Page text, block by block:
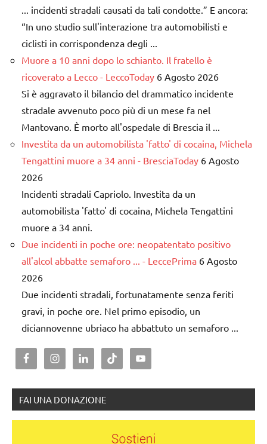
... incidenti stradali causati da tali condotte.” E ancora:
“In uno studio sull'interazione tra automobilisti e
ciclisti in corrispondenza degli ...
Muore a 10 anni dopo lo schianto. Il fratello è
ricoverato a Lecco - LeccoToday 6 Agosto 2026
Si è aggravato il bilancio del drammatico incidente
stradale avvenuto poco più di un mese fa nel
Mantovano. È morto all'ospedale di Brescia il ...
Investita da un automobilista 'fatto' di cocaina, Michela
Tengattini muore a 34 anni - BresciaToday 6 Agosto
2026
Incidenti stradali Capriolo. Investita da un
automobilista 'fatto' di cocaina, Michela Tengattini
muore a 34 anni.
Due incidenti in poche ore: neopatentato positivo
all'alcol abbatte semaforo ... - LeccePrima 6 Agosto
2026
Due incidenti stradali, fortunatamente senza feriti
gravi, in poche ore. Nel primo episodio, un
diciannovenne ubriaco ha abbattuto un semaforo ...
FAI UNA DONAZIONE